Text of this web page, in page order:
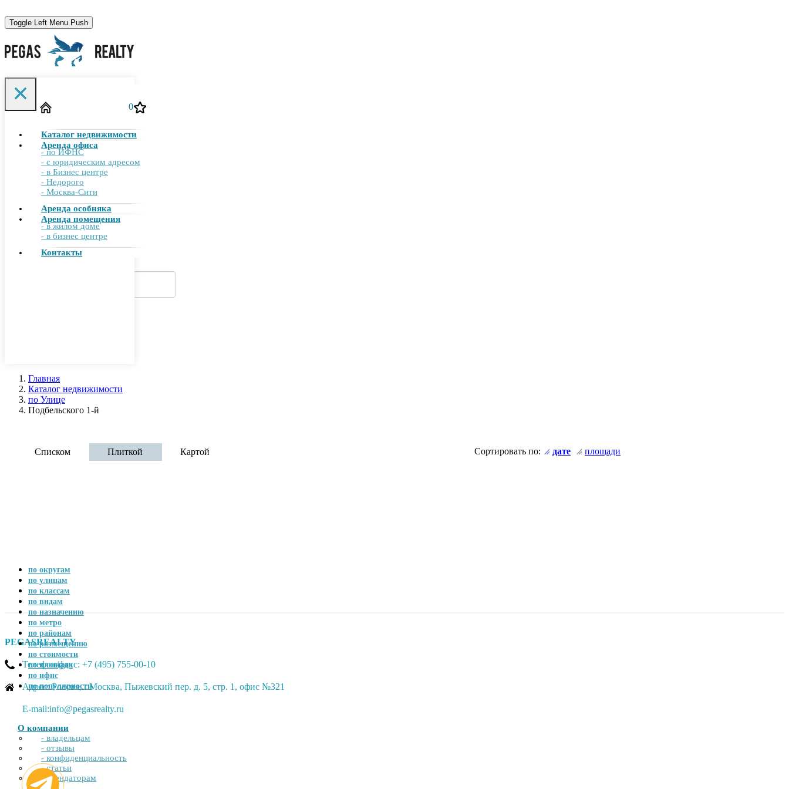
Toggle Left Menu Push
Toggle Filter Push
+7 (495)755-00-10
info@pegasrealty.ru
Отправить заявку
0
Каталог недвижимости
Аренда офиса
- по ИФНС
- с юридическим адресом
- в Бизнес центре
- Недорого
- Москва-Сити
Аренда особняка
Аренда помещения
- в жилом доме
- в бизнес центре
Контакты
Главная
Каталог недвижимости
по Улице
Подбельского 1-й
Списком Плиткой Картой Сортировать по: дате площади
по округам
по улицам
по классам
по видам
по назначению
по метро
по районам
по размещению
по стоимости
по площади
по ифнс
по популярности
PEGASREALTY
Телефон/факс: +7 (495) 755-00-10
Адрес: Россия, г.Москва, Пыжевский пер. д. 5, стр. 1, офис №321
E-mail:info@pegasrealty.ru
О компании
- владельцам
- отзывы
- конфиденциальность
- статьи
- арендаторам